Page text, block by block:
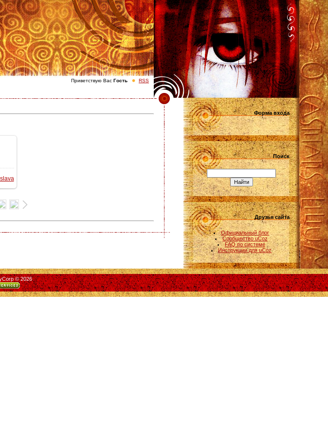
Приветствую Вас Гость RSS
slava
Форма входа
Поиск
Друзья сайта
Официальный блог
Сообщество uCoz
FAQ по системе
Инструкции для uCoz
© 2026